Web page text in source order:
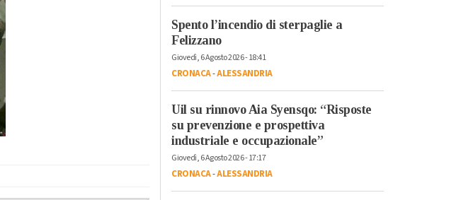
Spento l’incendio di sterpaglie a
Felizzano
Giovedì, 6 Agosto 2026 - 18:41
CRONACA-ALESSANDRIA
Uil su rinnovo Aia Syensqo: “Risposte
su prevenzione e prospettiva
industriale e occupazionale”
Giovedì, 6 Agosto 2026 - 17:17
CRONACA-ALESSANDRIA